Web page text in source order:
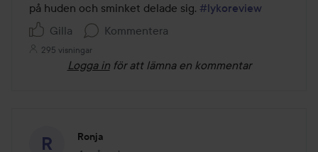
på huden och sminket delade sig. #lykoreview
Gilla
Kommentera
295 visningar
Logga in för att lämna en kommentar
Ronja